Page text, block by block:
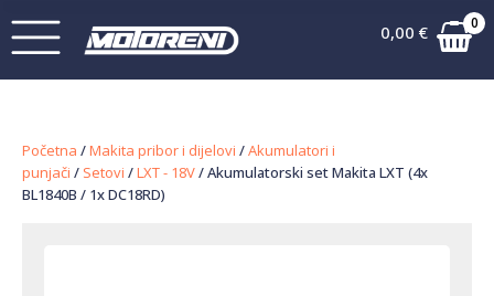
0,00 € 0
Početna /Makita pribor i dijelovi /Akumulatori i
punjači / Setovi /LXT - 18V/ Akumulatorski set Makita LXT (4x
BL1840B / 1x DC18RD)